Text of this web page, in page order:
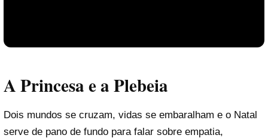
A Princesa e a Plebeia
Dois mundos se cruzam, vidas se embaralham e o Natal
serve de pano de fundo para falar sobre empatia,